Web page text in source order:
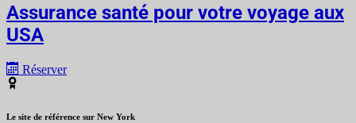
Assurance santé pour votre voyage aux
USA
Réserver
Le site de référence sur New York